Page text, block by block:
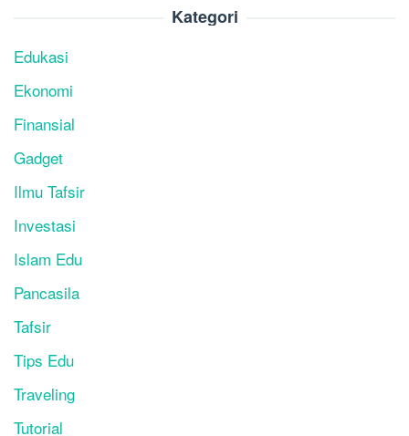
Kategori
Edukasi
Ekonomi
Finansial
Gadget
Ilmu Tafsir
Investasi
Islam Edu
Pancasila
Tafsir
Tips Edu
Traveling
Tutorial